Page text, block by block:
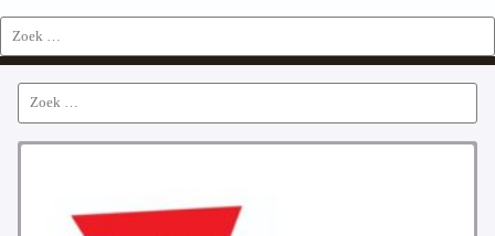
WORD LID
CONTRIBUTIE
CONTACT
Search
for:
Search
for: